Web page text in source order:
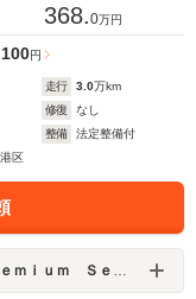
368.0万円
円
走行 3.0万km
修復
なし
整備
法定整備付
区
ｃｔｉｏｎ 大阪ベイ